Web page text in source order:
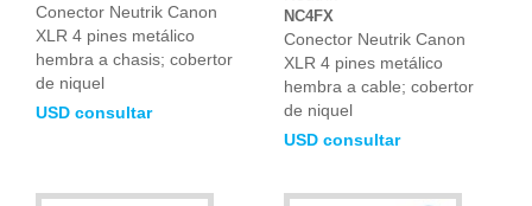
Conector Neutrik Canon
XLR 4 pines metálico
hembra a chasis; cobertor
de niquel
USD consultar
NC4FX
Conector Neutrik Canon
XLR 4 pines metálico
hembra a cable; cobertor
de niquel
USD consultar